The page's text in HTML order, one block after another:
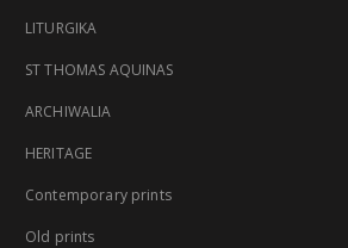
LITURGIKA
ST THOMAS AQUINAS
ARCHIWALIA
HERITAGE
Contemporary prints
Old prints